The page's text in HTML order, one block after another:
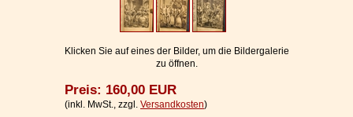
Datenschutzerklärung
Impressum / Kontakt
Vertrag widerrufen
Klicken Sie auf eines der Bilder, um die Bildergalerie
zu öffnen.
Preis: 160,00 EUR
(inkl. MwSt., zzgl. Versandkosten)